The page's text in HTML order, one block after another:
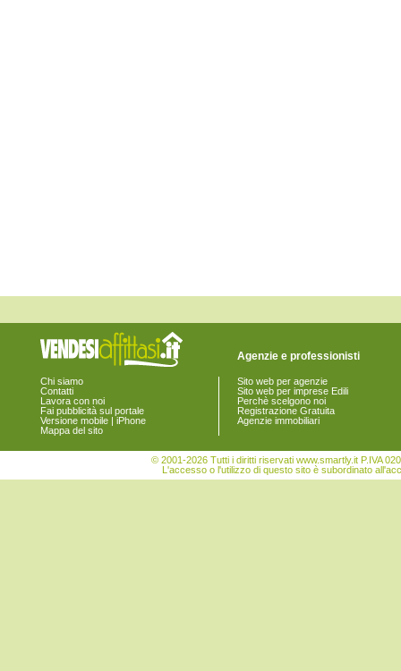
Santa Vittoria in Matenano
Servigliano
Torre San Patrizio
Chi siamo
Contatti
Lavora con noi
Fai pubblicità sul portale
Versione mobile | iPhone
Mappa del sito
Agenzie e professionisti
Sito web per agenzie
Sito web per imprese Edili
Perchè scelgono noi
Registrazione Gratuita
Agenzie immobiliari
© 2001-2026 Tutti i diritti riservati www.smartly.it P.IVA
L'accesso o l'utilizzo di questo sito è subordinato